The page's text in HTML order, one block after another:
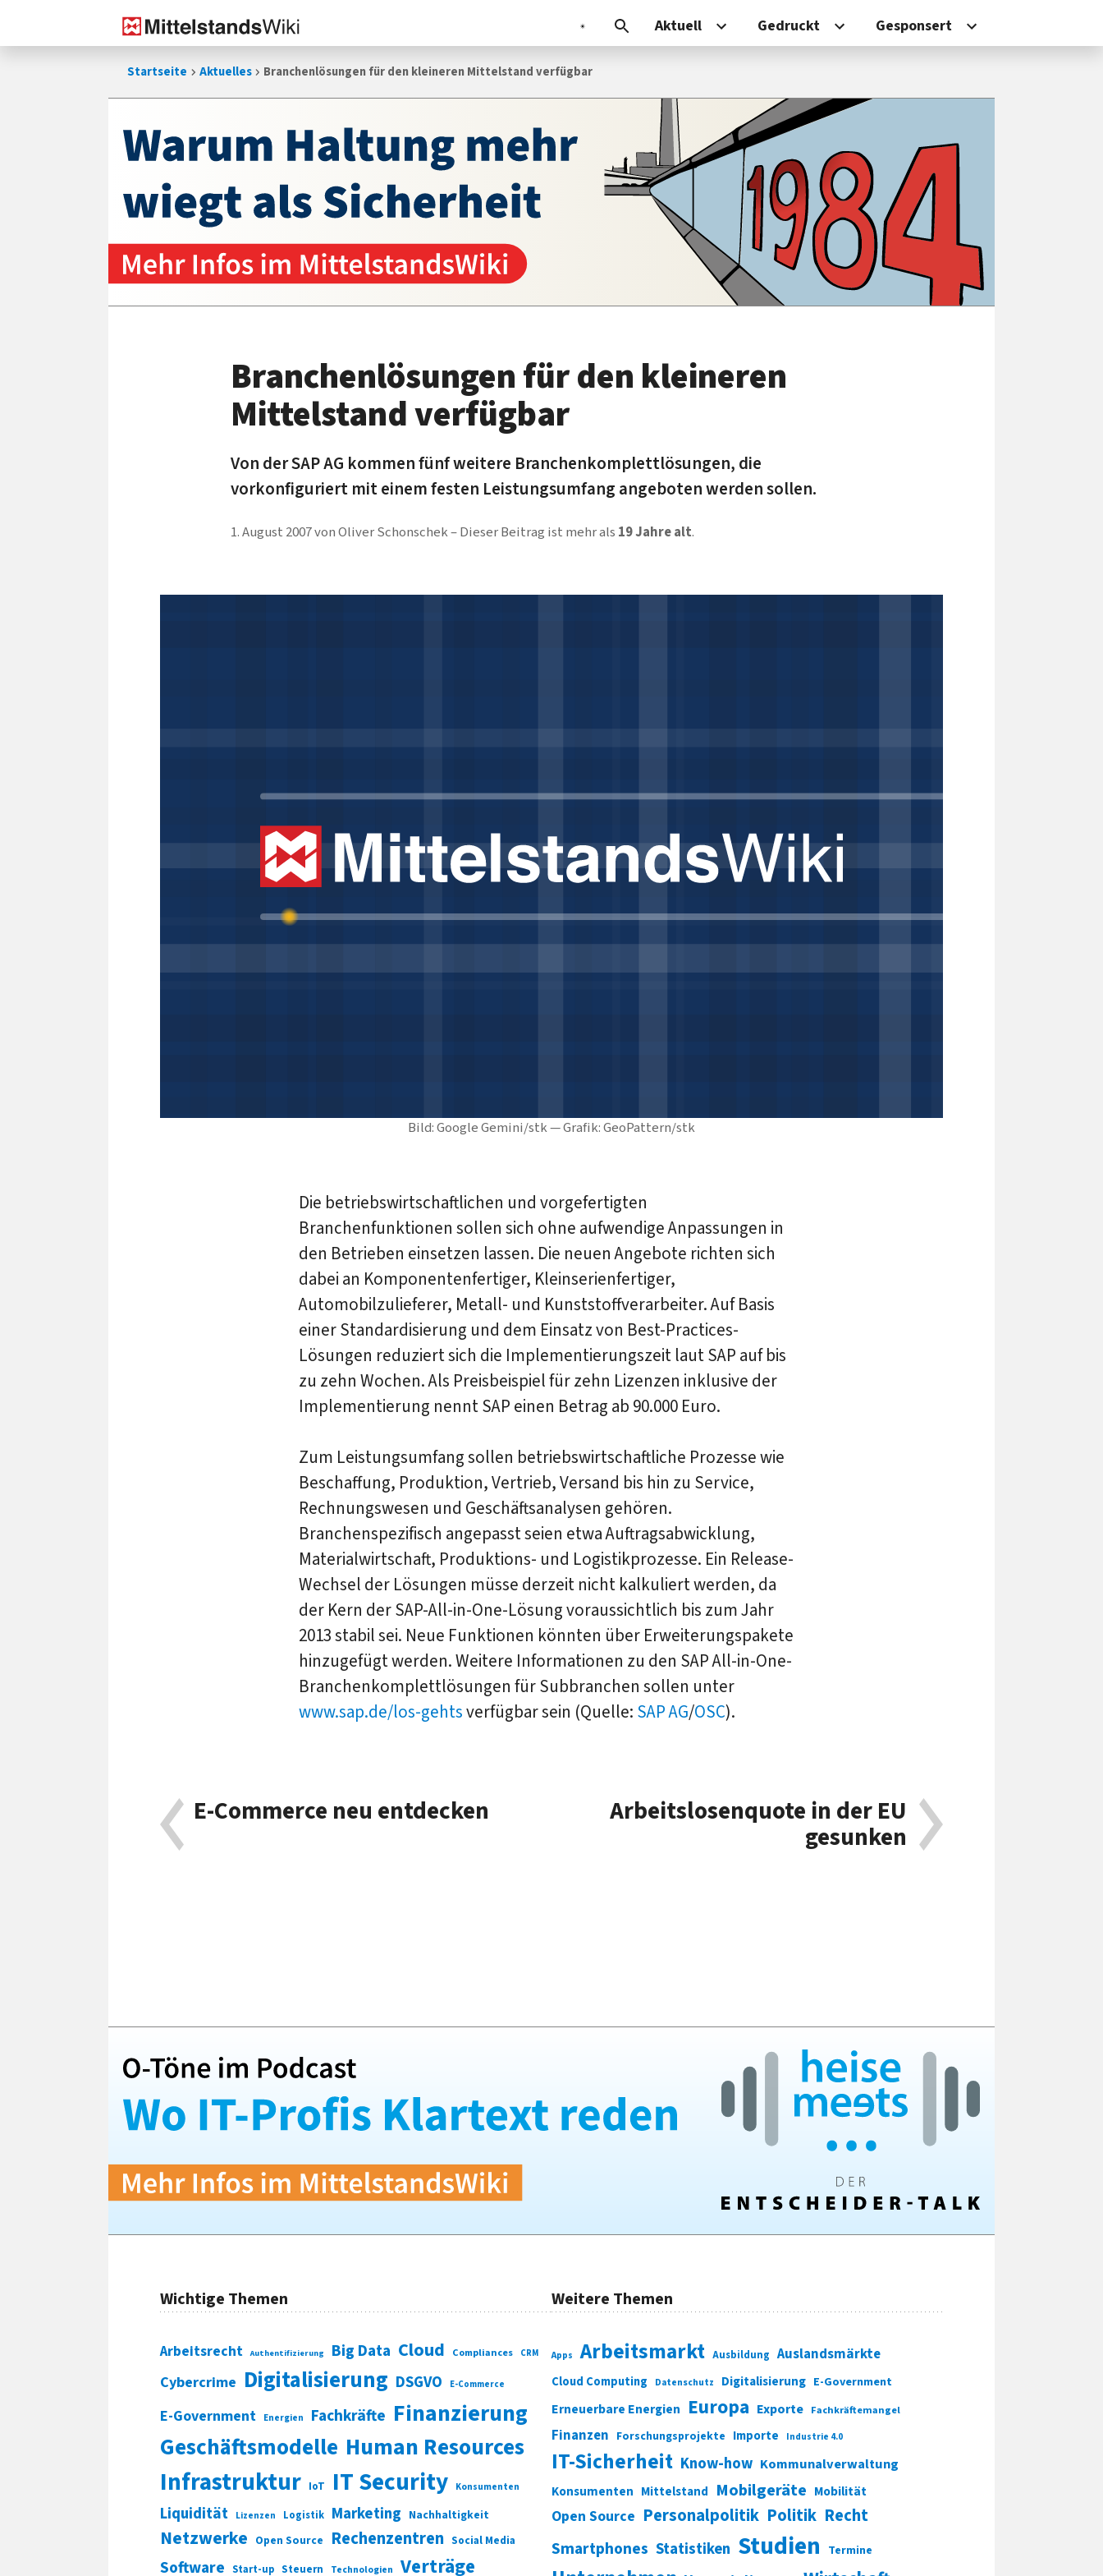
Aktuell Gedruckt Gesponsert
Startseite Aktuelles Branchenlösungen für den kleineren Mittelstand verfügbar
Bild: Google Gemini/stk — Grafik: GeoPattern/stk
Branchenlösungen für den kleineren
Mittelstand verfügbar
Von der SAP AG kommen fünf weitere Branchenkomplettlösungen, die
vorkonfiguriert mit einem festen Leistungsumfang angeboten werden sollen.
1. August 2007vonOliver Schonschek Dieser Beitrag ist mehr als 19 Jahre alt.
Die betriebswirtschaftlichen und vorgefertigten
Branchenfunktionen sollen sich ohne aufwendige Anpassungen in
den Betrieben einsetzen lassen. Die neuen Angebote richten sich
dabei an Komponentenfertiger, Kleinserienfertiger,
Automobilzulieferer, Metall- und Kunststoffverarbeiter. Auf Basis
einer Standardisierung und dem Einsatz von Best-Practices-
Lösungen reduziert sich die Implementierungszeit laut SAP auf bis
zu zehn Wochen. Als Preisbeispiel für zehn Lizenzen inklusive der
Implementierung nennt SAP einen Betrag ab 90.000 Euro.
Zum Leistungsumfang sollen betriebswirtschaftliche Prozesse wie
Beschaffung, Produktion, Vertrieb, Versand bis hin zu Service,
Rechnungswesen und Geschäftsanalysen gehören.
Branchenspezifisch angepasst seien etwa Auftragsabwicklung,
Materialwirtschaft, Produktions- und Logistikprozesse. Ein Release-
Wechsel der Lösungen müsse derzeit nicht kalkuliert werden, da
der Kern der SAP-All-in-One-Lösung voraussichtlich bis zum Jahr
2013 stabil sei. Neue Funktionen könnten über Erweiterungspakete
hinzugefügt werden. Weitere Informationen zu den SAP All-in-One-
Branchenkomplettlösungen für Subbranchen sollen unter
www.sap.de/los-gehtsverfügbar sein (Quelle: SAP AG/OSC).
E-Commerce neu entdecken Arbeitslosenquote in der EU
gesunken
Wichtige Themen
Arbeitsrecht Authentifizierung Big Data Cloud Compliances CRM
Cybercrime Digitalisierung DSGVO E-Commerce
E-Government Energien Fachkräfte Finanzierung
Geschäftsmodelle Human Resources
Infrastruktur IoT IT Security Konsumenten
Liquidität Lizenzen Logistik Marketing Nachhaltigkeit
Netzwerke Open Source Rechenzentren Social Media
Software Start-up Steuern Technologien Verträge
Weitere Themen
Apps Arbeitsmarkt Ausbildung Auslandsmärkte
Cloud Computing Datenschutz Digitalisierung E-Government
Erneuerbare Energien Europa Exporte Fachkräftemangel
Finanzen Forschungsprojekte Importe Industrie 4.0
IT-Sicherheit Know-how Kommunalverwaltung
Konsumenten Mittelstand Mobilgeräte Mobilität
Open Source Personalpolitik Politik Recht
Smartphones Statistiken Studien Termine